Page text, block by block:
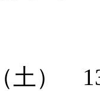
土）